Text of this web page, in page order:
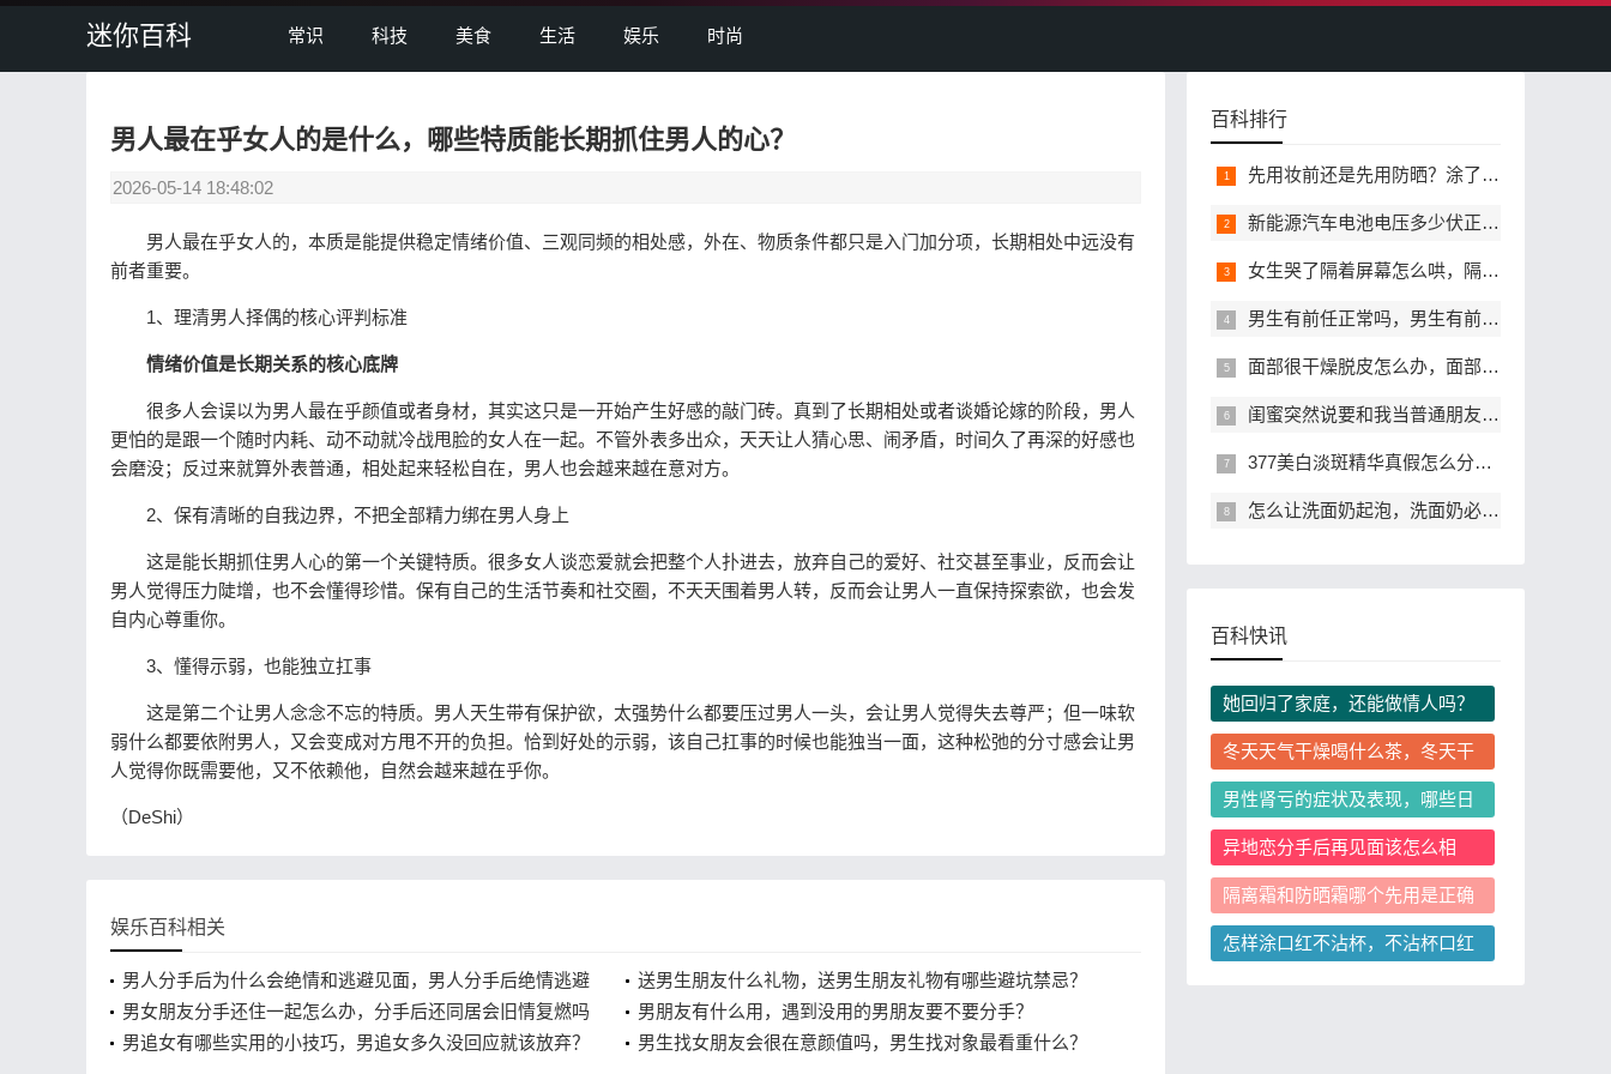
迷你百科 常识 科技 美食 生活 娱乐 时尚
男人最在乎女人的是什么，哪些特质能长期抓住男人的心？
2026-05-14 18:48:02
男人最在乎女人的，本质是能提供稳定情绪价值、三观同频的相处感，外在、物质条件都只是入门加分项，长期相处中远没有
前者重要。
1、理清男人择偶的核心评判标准
情绪价值是长期关系的核心底牌
很多人会误以为男人最在乎颜值或者身材，其实这只是一开始产生好感的敲门砖。真到了长期相处或者谈婚论嫁的阶段，男人
更怕的是跟一个随时内耗、动不动就冷战甩脸的女人在一起。不管外表多出众，天天让人猜心思、闹矛盾，时间久了再深的好感也
会磨没；反过来就算外表普通，相处起来轻松自在，男人也会越来越在意对方。
2、保有清晰的自我边界，不把全部精力绑在男人身上
这是能长期抓住男人心的第一个关键特质。很多女人谈恋爱就会把整个人扑进去，放弃自己的爱好、社交甚至事业，反而会让
男人觉得压力陡增，也不会懂得珍惜。保有自己的生活节奏和社交圈，不天天围着男人转，反而会让男人一直保持探索欲，也会发
自内心尊重你。
3、懂得示弱，也能独立扛事
这是第二个让男人念念不忘的特质。男人天生带有保护欲，太强势什么都要压过男人一头，会让男人觉得失去尊严；但一味软
弱什么都要依附男人，又会变成对方甩不开的负担。恰到好处的示弱，该自己扛事的时候也能独当一面，这种松弛的分寸感会让男
人觉得你既需要他，又不依赖他，自然会越来越在乎你。
（DeShi）
娱乐百科相关
男人分手后为什么会绝情和逃避见面，男人分手后绝情逃避
见面是从来没爱过吗
送男生朋友什么礼物，送男生朋友礼物有哪些避坑禁忌？
男女朋友分手还住一起怎么办，分手后还同居会旧情复燃吗
男朋友有什么用，遇到没用的男朋友要不要分手？
男追女有哪些实用的小技巧，男追女多久没回应就该放弃？
男生找女朋友会很在意颜值吗，男生找对象最看重什么？
百科排行
先用妆前还是先用防晒？涂了防晒还需要用妆前乳吗？
新能源汽车电池电压多少伏正常，新能源汽车电池亏电电压是多少伏
女生哭了隔着屏幕怎么哄，隔着屏幕哄哭了的女生哪些话不能说
男生有前任正常吗，男生有前任该介意吗
面部很干燥脱皮怎么办，面部干燥脱皮是屏障受损了吗
闺蜜突然说要和我当普通朋友，我还要挽留这段关系吗？
377美白淡斑精华真假怎么分辨，哪里能买到靠谱正品？
怎么让洗面奶起泡，洗面奶必须起泡才能用吗？
百科快讯
她回归了家庭，还能做情人吗？
继续保持情人关系会有什么后
果？
冬天天气干燥喝什么茶，冬天干
燥喝茶有哪些注意事项
男性肾亏的症状及表现，哪些日
常习惯会诱发肾亏？
异地恋分手后再见面该怎么相
处，复合概率有多大？
隔离霜和防晒霜哪个先用是正确
的，隔离霜和防晒霜可以只涂一
个吗
怎样涂口红不沾杯，不沾杯口红